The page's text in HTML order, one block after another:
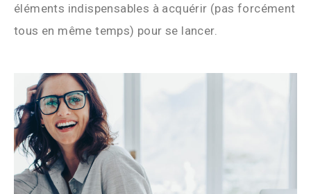
éléments indispensables à acquérir (pas forcément
tous en même temps) pour se lancer.